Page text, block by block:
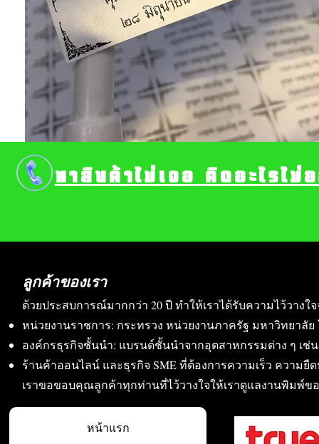
ลูกค้าของเรา
ด้วยประสบการณ์มากกว่า 20 ปี ทำให้เราได้รับความไว้วา
หน่วยงานราชการ: กระทรวง หน่วยงานภาครัฐ มหาวิทยาลัย
องค์กรธุรกิจชั้นนำ: แบรนด์ชั้นนำจากอุตสาหกรรมต่าง ๆ เช่
ร้านค้าออนไลน์ และธุรกิจ SME ที่ต้องการความเร็ว ความยื
เราขอขอบคุณลูกค้าทุกท่านที่ไว้วางใจให้เราดูแลงานพิมพ์ข
หน้าแรก
หาสินค้าไม่เจอ คิดอะไรไ